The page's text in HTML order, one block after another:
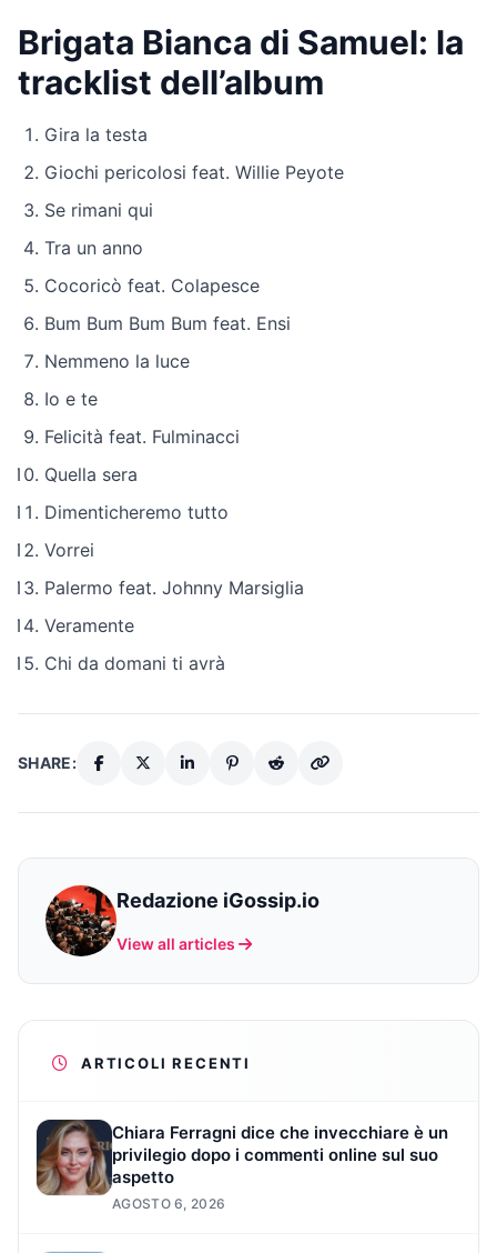
Brigata Bianca di Samuel: la
tracklist dell’album
Gira la testa
Giochi pericolosi feat. Willie Peyote
Se rimani qui
Tra un anno
Cocoricò feat. Colapesce
Bum Bum Bum Bum feat. Ensi
Nemmeno la luce
Io e te
Felicità feat. Fulminacci
Quella sera
Dimenticheremo tutto
Vorrei
Palermo feat. Johnny Marsiglia
Veramente
Chi da domani ti avrà
SHARE:
Redazione iGossip.io
View all articles
ARTICOLI RECENTI
Chiara Ferragni dice che invecchiare è un
privilegio dopo i commenti online sul suo
aspetto
AGOSTO 6, 2026